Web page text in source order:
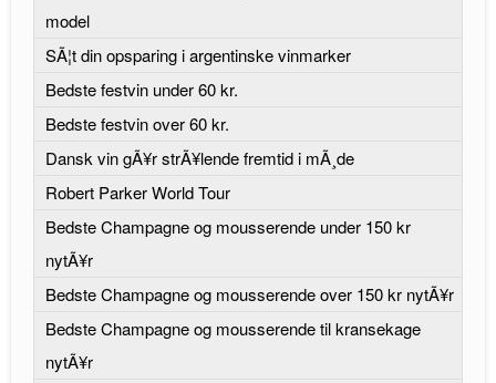
model
SÃ¦t din opsparing i argentinske vinmarker
Bedste festvin under 60 kr.
Bedste festvin over 60 kr.
Dansk vin gÃ¥r strÃ¥lende fremtid i mÃ¸de
Robert Parker World Tour
Bedste Champagne og mousserende under 150 kr
nytÃ¥r
Bedste Champagne og mousserende over 150 kr nytÃ¥r
Bedste Champagne og mousserende til kransekage
nytÃ¥r